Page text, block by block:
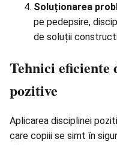
Soluționarea
pe pedepsire,
de soluții
Tehnici eficiente
pozitive
Aplicarea disciplinei
care copiii se simt în